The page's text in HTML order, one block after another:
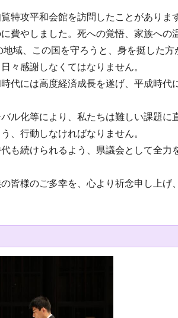
特攻平和会館を訪問したことがありま
費やしました。死への覚悟、家族への
域、この国を守ろうと、身を挺した
々感謝しなくてはなりません。
代には高度経済成長を遂げ、平成時代
ル化等により、私たちは難しい課題に
、行動しなければなりません。
も続けられるよう、県議会として全力
皆様のご多幸を、心より祈念申し上げ